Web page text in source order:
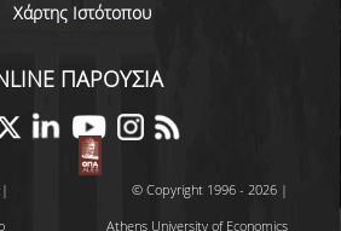
ΔΡΑΣΤΗΡΙΟΤΗΤΕΣ
Χάρτης Ιστότοπου
ΠΑΡΟΥΣΙΑ
|
© Copyright 1996 - 2026 |
Athens University of Economics